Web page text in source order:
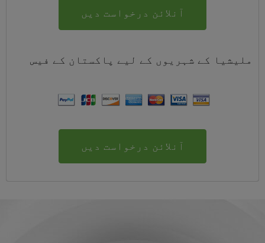
آنلائن درخواست دیں
ملیشیا کے شہریوں کے لیے پاکستان کے فیس
آنلائن درخواست دیں